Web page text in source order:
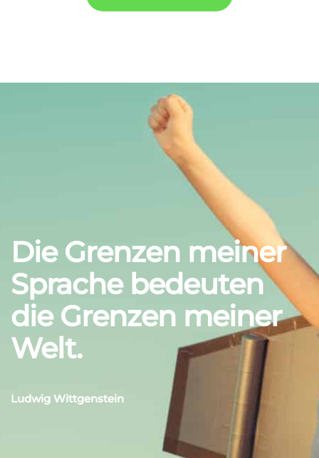
Die Grenzen meiner
Sprache bedeuten
die Grenzen meiner
Welt.
Ludwig Wittgenstein